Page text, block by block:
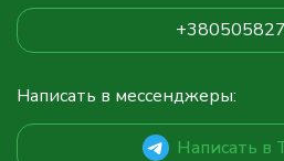
Написать в мессенджеры:
Написать в